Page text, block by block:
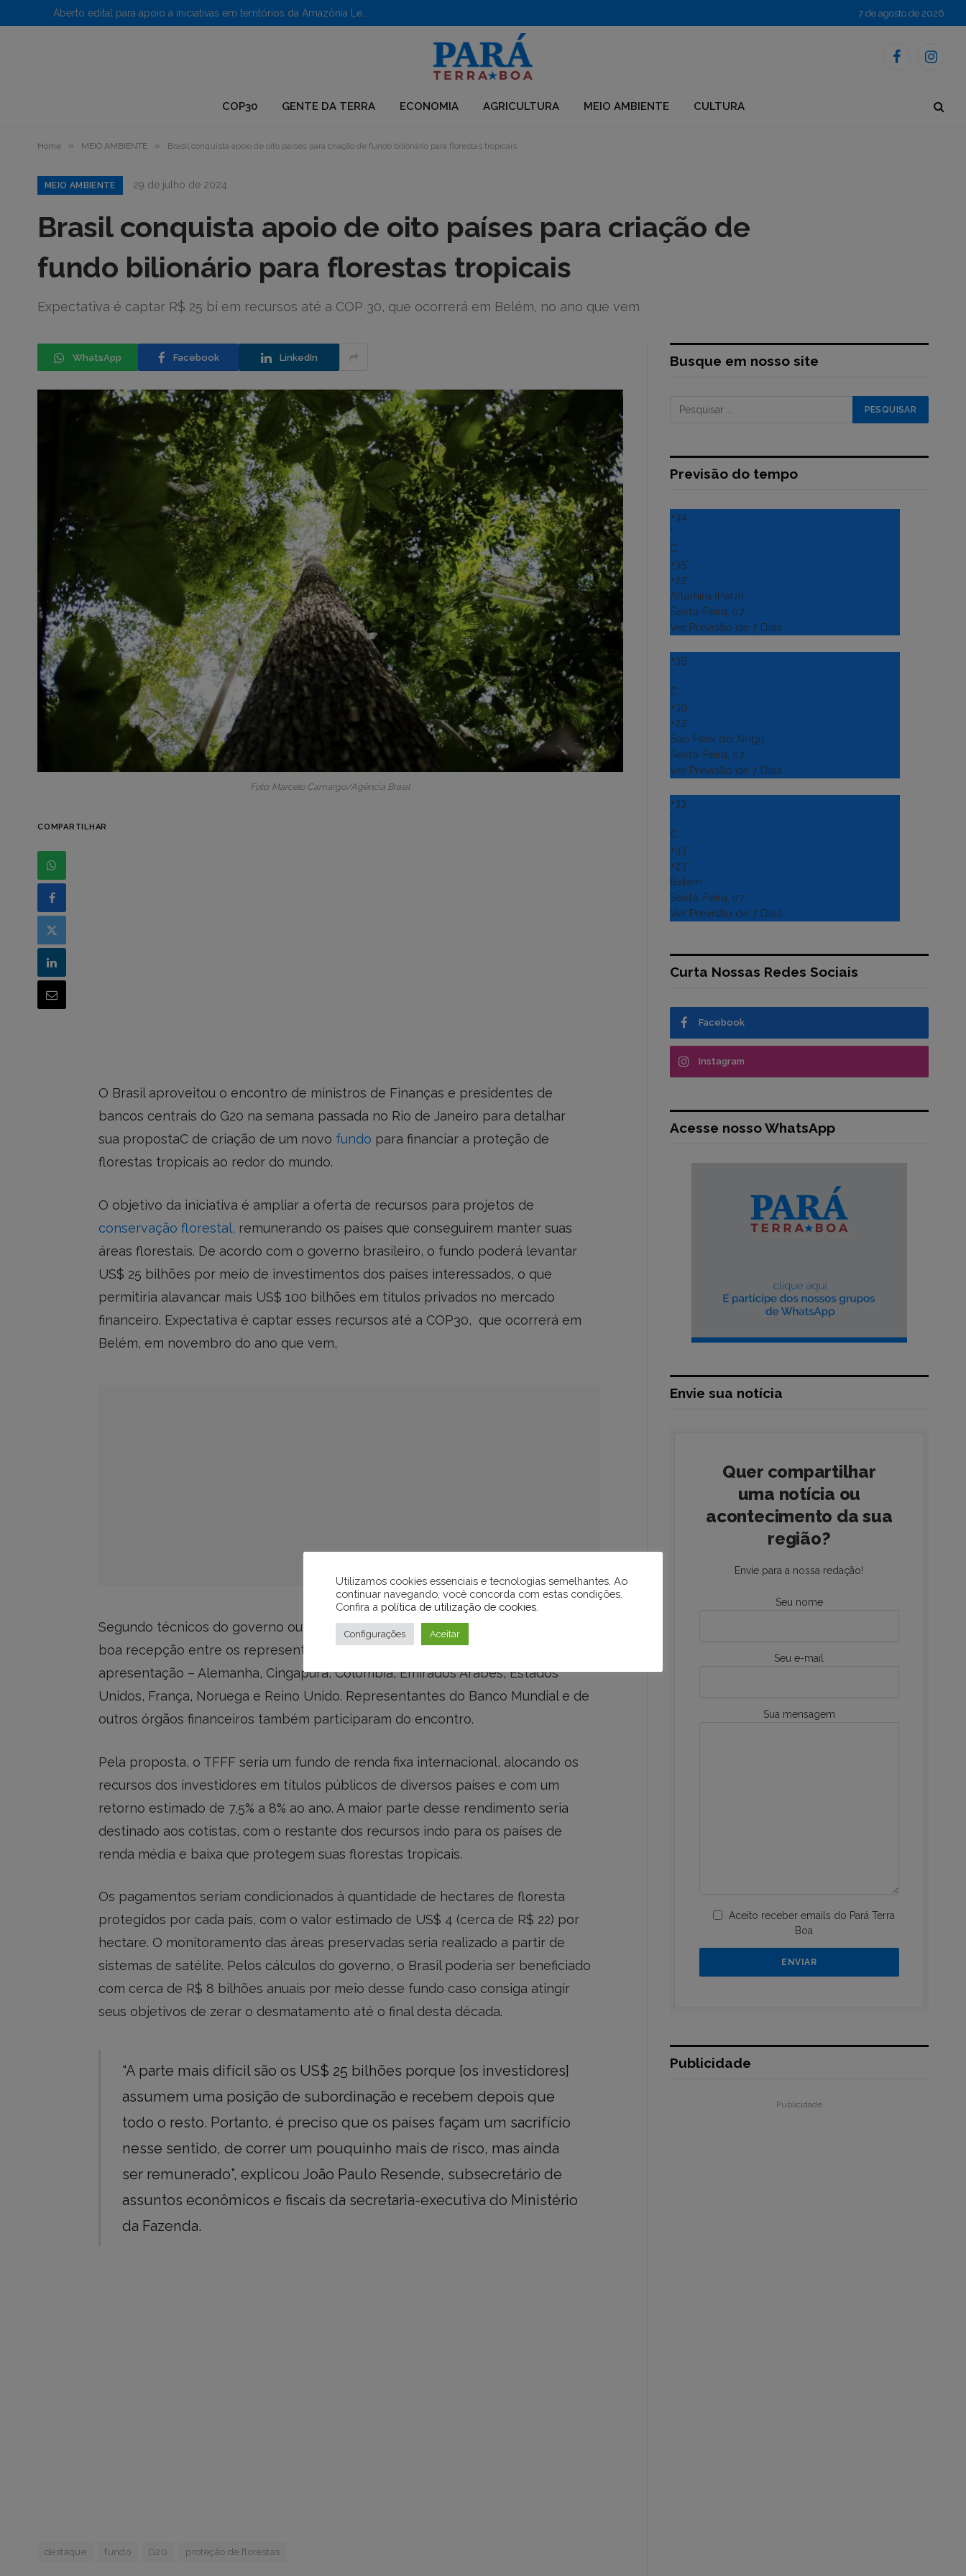
7 de agosto de 2026
Facebook
COP30 GENTE DA TERRA ECONOMIA AGRICULTURA MEIO AMBIENTE CULTURA
Home » MEIO AMBIENTE » Brasil conquista apoio de oito países para criação de fundo bilionário para florestas tropicais
MEIO AMBIENTE 29 de julho de 2024
Brasil conquista apoio de oito países para criação de
fundo bilionário para florestas tropicais
Expectativa é captar R$ 25 bi em recursos até a COP 30, que ocorrerá em Belém, no ano que vem
WhatsApp Facebook LinkedIn
Foto: Marcelo Camargo/Agência Brasil
COMPARTILHAR
O Brasil aproveitou o encontro de ministros de Finanças e presidentes de
bancos centrais do G20 na semana passada no Rio de Janeiro para detalhar
sua propostaC de criação de um novo fundo para financiar a proteção de
florestas tropicais ao redor do mundo.
O objetivo da iniciativa é ampliar a oferta de recursos para projetos de
conservação florestal, remunerando os países que conseguirem manter suas
áreas florestais. De acordo com o governo brasileiro, o fundo poderá levantar
US$ 25 bilhões por meio de investimentos dos países interessados, o que
permitiria alavancar mais US$ 100 bilhões em títulos privados no mercado
financeiro. Expectativa é captar esses recursos até a COP30, que ocorrerá em
Belém, em novembro do ano que vem,
Segundo técnicos do governo ouvidos porFolhaeO Globo, a proposta teve uma
boa recepção entre os representantes de oito países convidados para a
apresentação – Alemanha, Cingapura, Colômbia, Emirados Árabes, Estados
Unidos, França, Noruega e Reino Unido. Representantes do Banco Mundial e de
outros órgãos financeiros também participaram do encontro.
Pela proposta, o TFFF seria um fundo de renda fixa internacional, alocando os
recursos dos investidores em títulos públicos de diversos países e com um
retorno estimado de 7,5% a 8% ao ano. A maior parte desse rendimento seria
destinado aos cotistas, com o restante dos recursos indo para os países de
renda média e baixa que protegem suas florestas tropicais.
Os pagamentos seriam condicionados à quantidade de hectares de floresta
protegidos por cada país, com o valor estimado de US$ 4 (cerca de R$ 22) por
hectare. O monitoramento das áreas preservadas seria realizado a partir de
sistemas de satélite. Pelos cálculos do governo, o Brasil poderia ser beneficiado
com cerca de R$ 8 bilhões anuais por meio desse fundo caso consiga atingir
seus objetivos de zerar o desmatamento até o final desta década.
“A parte mais difícil são os US$ 25 bilhões porque [os investidores]
assumem uma posição de subordinação e recebem depois que
todo o resto. Portanto, é preciso que os países façam um sacrifício
nesse sentido, de correr um pouquinho mais de risco, mas ainda
ser remunerado”, explicou João Paulo Resende, subsecretário de
assuntos econômicos e fiscais da secretaria-executiva do Ministério
da Fazenda.
destaque fundo G20 proteção de florestas
Busque em nosso site
Previsão do tempo
+34
°
C
+35°
+22°
Altamira (Para)
Sexta-Feira, 07
Ver Previsão de 7 Dias
+35
°
C
+39°
+22°
Sao Felix do Xingu
Sexta-Feira, 07
Ver Previsão de 7 Dias
+33
°
C
+33°
+23°
Belém
Sexta-Feira, 07
Ver Previsão de 7 Dias
Curta Nossas Redes Sociais
Facebook
Instagram
Acesse nosso WhatsApp
Envie sua notícia
Quer compartilhar
uma notícia ou
acontecimento da sua
região?
Envie para a nossa redação!
Seu nome
Seu e-mail
Sua mensagem
Aceito receber emails do Pará Terra
Boa
Publicidade
Publicidade
Utilizamos cookies essenciais e tecnologias semelhantes. Ao
continuar navegando, você concorda com estas condições.
Confira a política de utilização de cookies
Configurações Aceitar